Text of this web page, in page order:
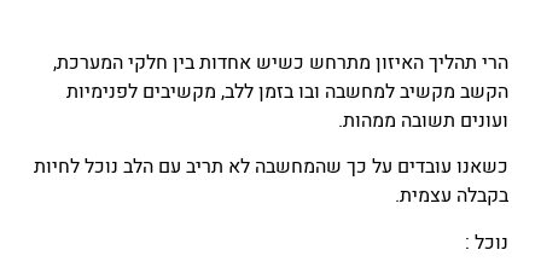
הרי תהליך האיזון מתרחש כשיש אחדות בין חלקי המערכת,
הקשב מקשיב למחשבה ובו בזמן ללב, מקשיבים לפנימיות
ועונים תשובה ממהות.
כשאנו עובדים על כך שהמחשבה לא תריב עם הלב נוכל לחיות
בקבלה עצמית.
נוכל :